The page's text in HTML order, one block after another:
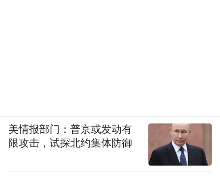
美情报部门：普京或发动有
限攻击，试探北约集体防御